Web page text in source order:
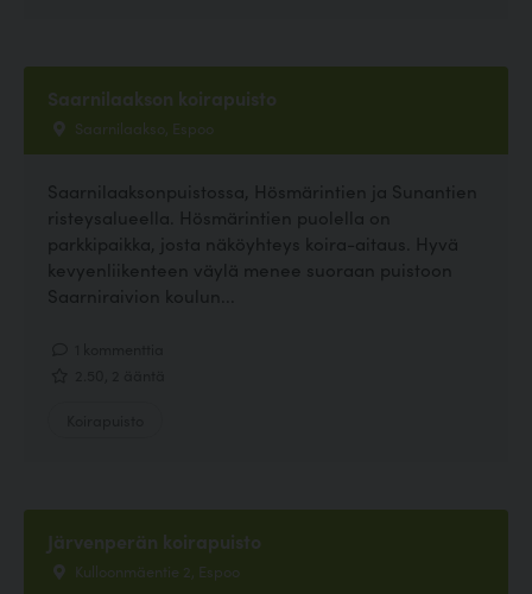
Saarnilaakson koirapuisto
Saarnilaakso, Espoo
Saarnilaaksonpuistossa, Hösmärintien ja Sunantien
risteysalueella. Hösmärintien puolella on
parkkipaikka, josta näköyhteys koira-aitaus. Hyvä
kevyenliikenteen väylä menee suoraan puistoon
Saarniraivion koulun...
Järvenperän koirapuisto
Kulloonmäentie 2, Espoo